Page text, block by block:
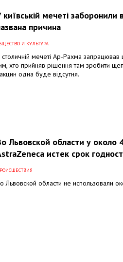
київській мечеті
причина
И КУЛЬТУРА
мечеті Ар-Рахма
хто прийняв рішення там зробити
одна буде відсутня.
Львовской области у около
истек срок
Львовской области не использовали